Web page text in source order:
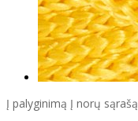
Į palyginimą Į norų sąrašą